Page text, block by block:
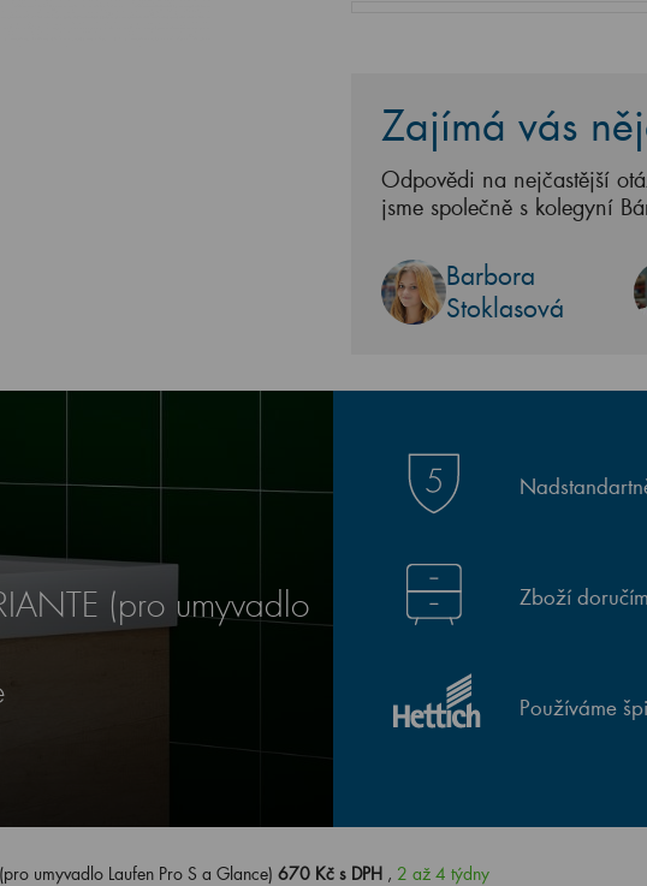
Zajímá vás
Odpovědi na nejčastější
jsme společně s kolegyní
Barbora
Stoklasová
(pro umyvadlo
Zboží
Používáme
umyvadlo Laufen Pro S a Glance)670 Kč s DPH , 2 až 4 týdny